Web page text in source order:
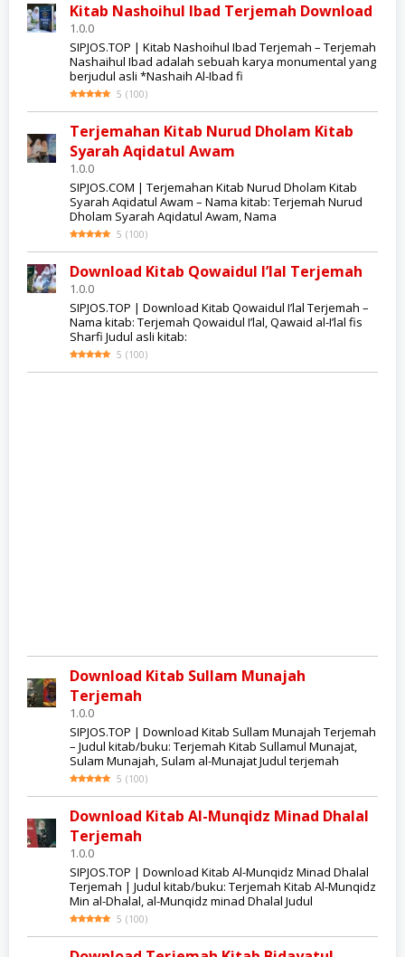
Kitab Nashoihul Ibad Terjemah Download
1.0.0
SIPJOS.TOP | Kitab Nashoihul Ibad Terjemah – Terjemah
Nashaihul Ibad adalah sebuah karya monumental yang
berjudul asli *Nashaih Al-Ibad fi
5 (100)
Terjemahan Kitab Nurud Dholam Kitab
Syarah Aqidatul Awam
1.0.0
SIPJOS.COM | Terjemahan Kitab Nurud Dholam Kitab
Syarah Aqidatul Awam – Nama kitab: Terjemah Nurud
Dholam Syarah Aqidatul Awam, Nama
5 (100)
Download Kitab Qowaidul I’lal Terjemah
1.0.0
SIPJOS.TOP | Download Kitab Qowaidul I’lal Terjemah –
Nama kitab: Terjemah Qowaidul I’lal, Qawaid al-I’lal fis
Sharfi Judul asli kitab:
5 (100)
Download Kitab Sullam Munajah
Terjemah
1.0.0
SIPJOS.TOP | Download Kitab Sullam Munajah Terjemah
– Judul kitab/buku: Terjemah Kitab Sullamul Munajat,
Sulam Munajah, Sulam al-Munajat Judul terjemah
5 (100)
Download Kitab Al-Munqidz Minad Dhalal
Terjemah
1.0.0
SIPJOS.TOP | Download Kitab Al-Munqidz Minad Dhalal
Terjemah | Judul kitab/buku: Terjemah Kitab Al-Munqidz
Min al-Dhalal, al-Munqidz minad Dhalal Judul
5 (100)